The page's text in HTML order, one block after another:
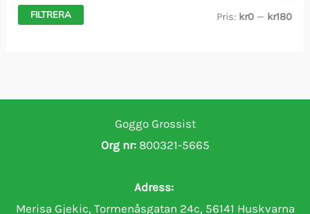
MM
FILTRERA Pris: kr0— kr180
Goggo Grossist
Org nr:800321-5665
Adress:
Merisa Gjekic, Tormenåsgatan 24c, 56141 Huskvarna